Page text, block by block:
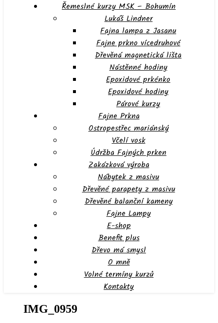
Řemeslné kurzy MSK – Bohumín
Lukáš Lindner
Fajna lampa z Jasanu
Fajne prkno vícedruhové
Dřevěná magnetická lišta
Nástěnné hodiny
Epoxidové prkénko
Epoxidové hodiny
Párové kurzy
Fajne Prkna
Ostropestřec mariánský
Včelí vosk
Údržba Fajných prken
Zakázková výroba
Nábytek z masivu
Dřevěné parapety z masivu
Dřevěné balanční kameny
Fajne Lampy
E-shop
Benefit plus
Dřevo má smysl
O mně
Volné termíny kurzů
Kontakty
IMG_0959